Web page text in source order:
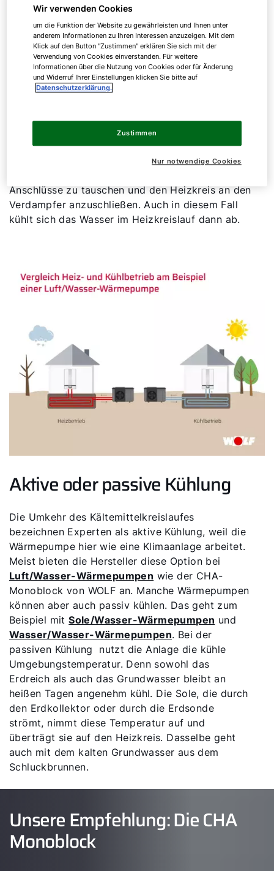
gasförmige Kältemittel. Dadurch heizt es sich auf.
Im Kondensator nimmt der Heizkreis die Wärme auf.
Das Kältemittel kühlt ab und kondensiert dabei zur
Flüssigkeit. Im letzten Schritt entspannt sich das
Kältemittel im Drosselventil wieder auf den
Ausgangsdruck und der Kreislauf beginnt erneut.
Dann fungiert der Kondensator als Verdampfer und
das kühlt den Heizkreis aus. Nun strömt nicht
warmes, sondern kaltes Wasser durch den Heizkreis
Anschlüsse zu tauschen und den Heizkreis an den
Verdampfer anzuschließen. Auch in diesem Fall
kühlt sich das Wasser im Heizkreislauf dann ab.
Aktive oder passive Kühlung
Die Umkehr des Kältemittelkreislaufes
bezeichnen Experten als aktive Kühlung, weil die
Wärmepumpe hier wie eine Klimaanlage arbeitet.
Meist bieten die Hersteller diese Option bei
Luft/Wasser-Wärmepumpen wie der CHA-
Monoblock von WOLF an. Manche Wärmepumpen
können aber auch passiv kühlen. Das geht zum
Beispiel mitSole/Wasser-Wärmepumpen und
Wasser/Wasser-Wärmepumpen. Bei der
passiven Kühlung nutzt die Anlage die kühle
Umgebungstemperatur. Denn sowohl das
Erdreich als auch das Grundwasser bleibt an
heißen Tagen angenehm kühl. Die Sole, die durch
den Erdkollektor oder durch die Erdsonde
strömt, nimmt diese Temperatur auf und
überträgt sie auf den Heizkreis. Dasselbe geht
auch mit dem kalten Grundwasser aus dem
Schluckbrunnen.
Unsere Empfehlung: Die CHA
Monoblock
Servus!
Wie können wir Ihnen helfen?
Wir verwenden Cookies
um die Funktion der Website zu gewährleisten und Ihnen unter
anderem Informationen zu Ihren Interessen anzuzeigen. Mit dem
Klick auf den Button "Zustimmen" erklären Sie sich mit der
Verwendung von Cookies einverstanden. Für weitere
Informationen über die Nutzung von Cookies oder für Änderung
und Widerruf Ihrer Einstellungen klicken Sie bitte auf
Datenschutzerklärung.
Nur notwendige Cookies
Zustimmen